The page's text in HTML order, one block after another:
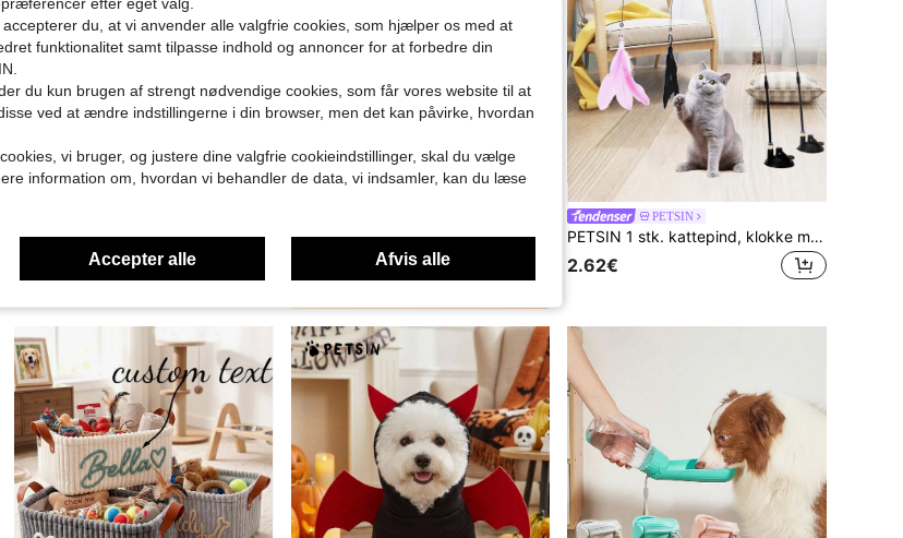
PETSIN
PETSIN 1 stk. kattepind, klokke med lang stang og sugekop, kan holdes, kan absorberes, fjerhoved kan udskiftes, selvunderholdende, bidsikkert kattelegetøj, kæledyrslegetøj, kæledyrsartikler
2.62€
accepterer du, at vi anvender alle valgfrie cookies, som hjælper os med at
funktionalitet samt tilpasse indhold og annoncer for at forbedre din
du kun brugen af strengt nødvendige cookies, som får vores website til at
ved at ændre indstillingerne i din browser, men det kan påvirke, hvordan
vi bruger, og justere dine valgfrie cookieindstillinger, skal du vælge
information om, hvordan vi behandler de data, vi indsamler, kan du læse
Accepter alle Afvis alle